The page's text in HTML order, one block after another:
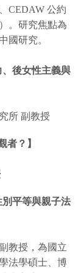
CEDAW 公約
。研究焦點為
國研究。
、後女性主義與
所 副教授
者？】
別平等與親子法
教授，為國立
法學碩士、博